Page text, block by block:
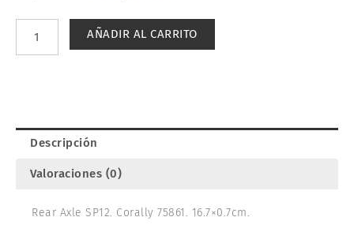
CORALLY
75861
AÑADIR AL CARRITO
Descripción
Valoraciones (0)
Rear Axle SP12. Corally 75861. 16.7×0.7cm.